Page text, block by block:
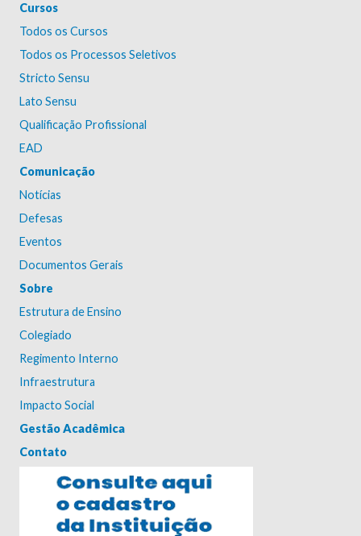
Cursos
Todos os Cursos
Todos os Processos Seletivos
Stricto Sensu
Lato Sensu
Qualificação Profissional
EAD
Comunicação
Notícias
Defesas
Eventos
Documentos Gerais
Sobre
Estrutura de Ensino
Colegiado
Regimento Interno
Infraestrutura
Impacto Social
Gestão Acadêmica
Contato